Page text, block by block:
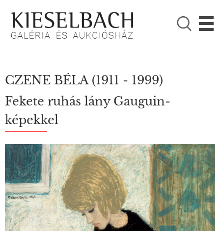

KÉRJÜK VÁLASSZON!
Festmények
CZENE BÉLA (1911 - 1999)
Fekete ruhás lány Gauguin-
képekkel